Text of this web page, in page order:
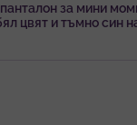
за мини
цвят и тъмно син